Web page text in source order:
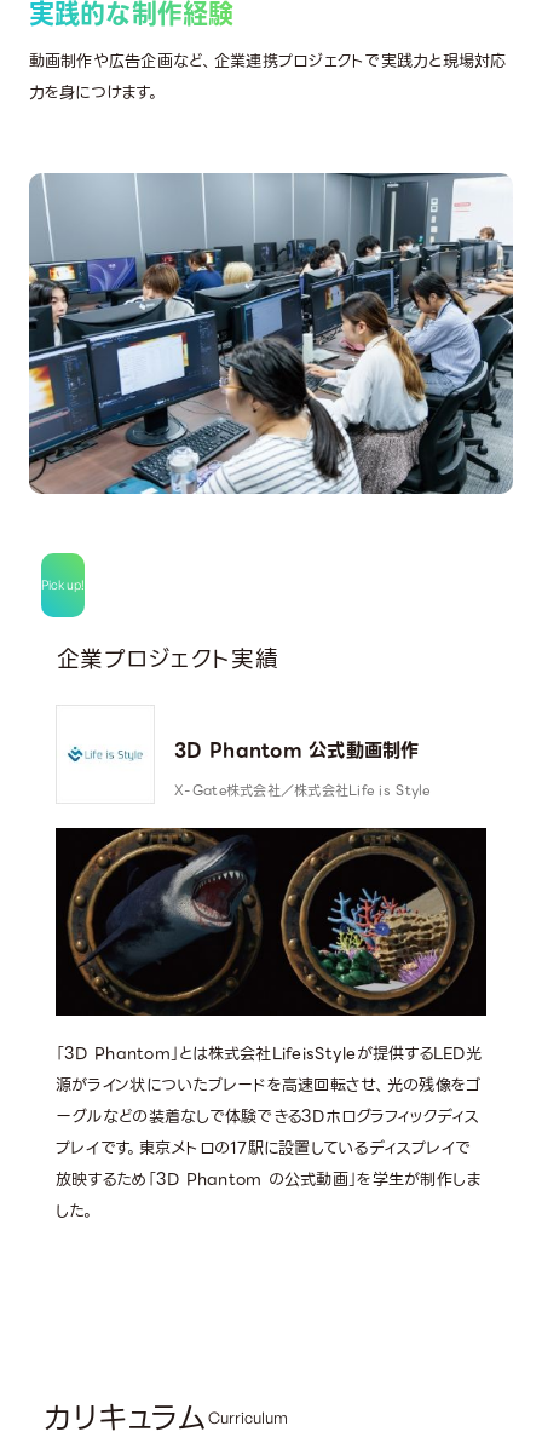
実践的な制作経験
動画制作や広告企画など、企業連携プロジェクトで実践力と現場対応
力を身につけます。
Pick up!
企業プロジェクト実績
3D Phantom 公式動画制作
X-Gate株式会社／株式会社Life is Style
「3D Phantom」とは株式会社LifeisStyleが提供するLED光
源がライン状についたブレードを高速回転させ、光の残像をゴ
ーグルなどの装着なしで体験できる3Dホログラフィックディス
プレイです。東京メトロの17駅に設置しているディスプレイで
放映するため「3D Phantom の公式動画」を学生が制作しま
した。
カリキュラムCurriculum